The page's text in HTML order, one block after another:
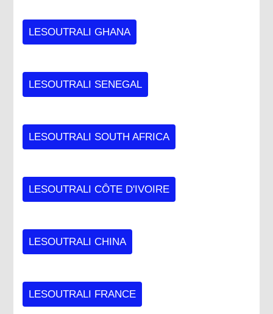
LESOUTRALI GHANA
LESOUTRALI SENEGAL
LESOUTRALI SOUTH AFRICA
LESOUTRALI CÔTE D'IVOIRE
LESOUTRALI CHINA
LESOUTRALI FRANCE